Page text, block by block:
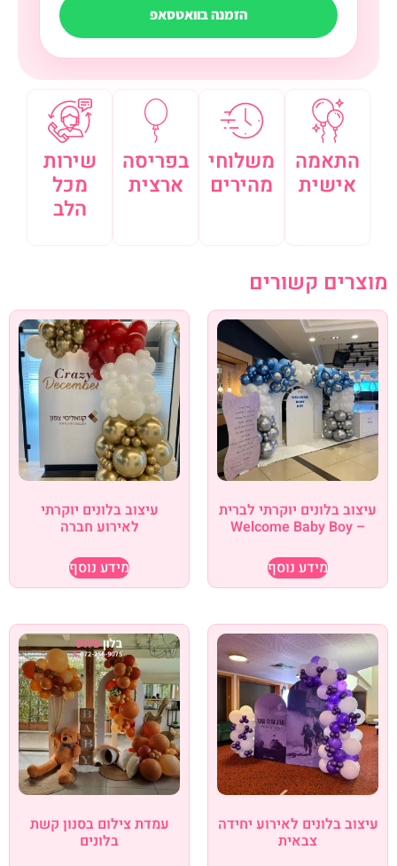
הזמנה בוואטסאפ
שירות
מכל
הלב
בפריסה
ארצית
משלוחי
מהירים
התאמה
אישית
מוצרים קשורים
עיצוב בלונים יוקרתי לברית
– Welcome Baby Boy
מידע נוסף
עיצוב בלונים יוקרתי
לאירוע חברה
מידע נוסף
עיצוב בלונים לאירוע יחידה
צבאית
עמדת צילום בסנון קשת
בלונים